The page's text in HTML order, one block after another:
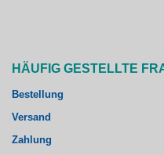
HÄUFIG GESTELLTE
Bestellung
Versand
Zahlung